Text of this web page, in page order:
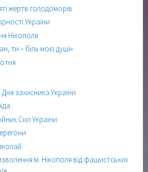
жертв голодоморів
України
Нікополя
ти – біль моєї душі»
захисника України
Сил України
м. Нікополя від фашистських